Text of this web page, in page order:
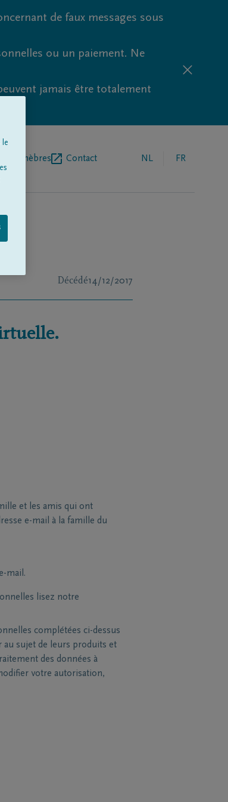
de faux messages sous
ou un paiement. Ne
jamais être totalement
funèbres Contact NL FR
Décédé14/12/2017
et les amis qui ont
e-mail à la famille du
mail.
lisez notre
complétées ci-dessus
au sujet de leurs produits et
des données à
votre autorisation,
le